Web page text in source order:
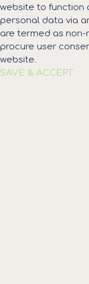
website to function
personal data via
are termed as
procure user
website.
SAVE & ACCEPT